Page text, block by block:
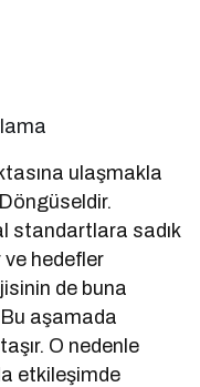
ulaşmakla
standartlara sadık
ve hedefler
de buna
aşamada
O nedenle
etkileşimde